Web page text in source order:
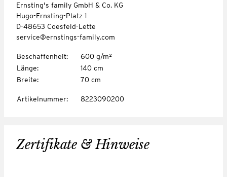
Ernsting's family GmbH & Co. KG
Hugo-Ernsting-Platz 1
D-48653 Coesfeld-Lette
service@ernstings-family.com
Beschaffenheit:
600 g/m²
Länge:
140 cm
Breite: 70 cm
Artikelnummer: 8223090200
Zertifikate & Hinweise